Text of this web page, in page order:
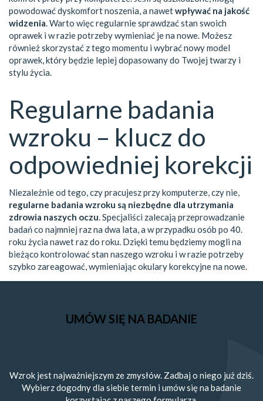
powodować dyskomfort noszenia, a nawetwpływać na jakość
widzenia. Warto więc regularnie sprawdzać stan swoich
oprawek i w razie potrzeby wymieniać je na nowe. Możesz
również skorzystać z tego momentu i wybrać nowy model
oprawek, który będzie lepiej dopasowany do Twojej twarzy i
stylu życia.
Regularne badania
wzroku – klucz do
odpowiedniej korekcji
Niezależnie od tego, czy pracujesz przy komputerze, czy nie,
regularne badania wzroku są niezbędne dla utrzymania
zdrowia naszych oczu. Specjaliści zalecają przeprowadzanie
badań co najmniej raz na dwa lata, a w przypadku osób po 40.
roku życia nawet raz do roku. Dzięki temu będziemy mogli na
bieżąco kontrolować stan naszego wzroku i w razie potrzeby
szybko zareagować, wymieniając okulary korekcyjne na nowe.
UMÓW SIĘ NA BADANIE
Wzrok jest najważniejszym ze zmysłów. Zadbaj o niego już dziś.
Wybierz dogodny dla siebie termin i umów się na badanie